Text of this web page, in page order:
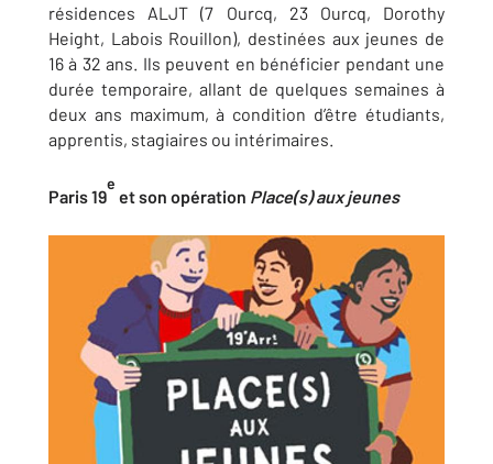
résidences ALJT (7 Ourcq, 23 Ourcq, Dorothy
Height, Labois Rouillon), destinées aux jeunes de
16 à 32 ans. Ils peuvent en bénéficier pendant une
durée temporaire, allant de quelques semaines à
deux ans maximum, à condition d’être étudiants,
apprentis, stagiaires ou intérimaires.
Paris 19
e
et son opération Place(s) aux jeunes